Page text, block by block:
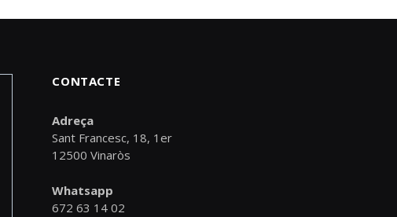
CONTACTE
Adreça
Sant Francesc, 18, 1er
12500 Vinaròs
Whatsapp
672 63 14 02